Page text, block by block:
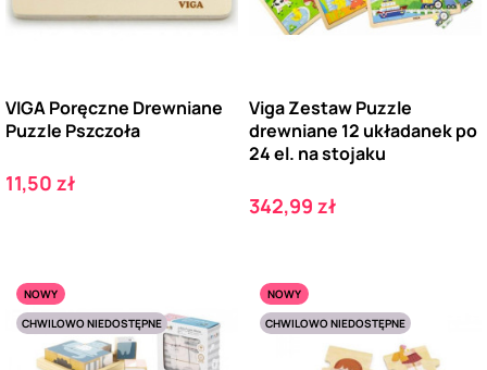
VIGA Poręczne Drewniane
Puzzle Pszczoła
Cena
11,50 zł
Viga Zestaw Puzzle
drewniane 12 układanek po
24 el. na stojaku
Cena
342,99 zł
NOWY
CHWILOWO NIEDOSTĘPNE
NOWY
CHWILOWO NIEDOSTĘPNE